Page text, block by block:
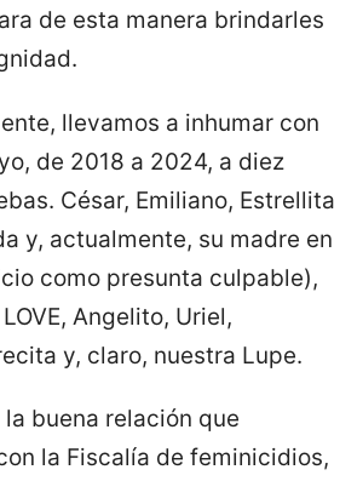
de esta manera brindarles
llevamos a inhumar con
de 2018 a 2024, a diez
César, Emiliano, Estrellita
y, actualmente, su madre en
como presunta culpable),
Angelito, Uriel,
y, claro, nuestra Lupe.
buena relación que
la Fiscalía de feminicidios,